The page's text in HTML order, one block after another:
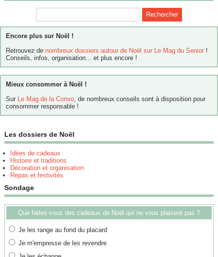
Encore plus sur Noël !
Retrouvez de nombreux dossiers autour de Noël sur Le Mag du Senior !
Conseils, infos, organisation... et plus encore !
Mieux consommer à Noël !
Sur
Le Mag de la Conso , de nombreux conseils sont à disposition pour
consommer responsable !
Les dossiers de Noël
Idées de cadeaux
Histoire et traditions
Décoration et organisation
Repas et festivités
Sondage
Que faites-vous des cadeaux de Noël qui ne vous plaisent pas ?
Je les range au fond du placard
Je m'empresse de les revendre